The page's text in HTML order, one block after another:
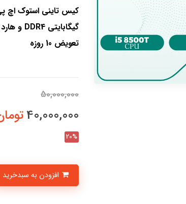
تعویض 10 روزه
50,000,000
40,000,000
20%